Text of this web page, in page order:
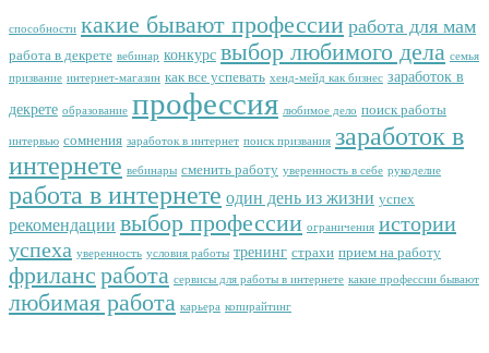
способности какие бывают профессии работа для мам
работа в декрете вебинар конкурс выбор любимого дела семья
призвание интернет-магазин как все успевать хенд-мейд как бизнес заработок в
декрете образование профессия любимое дело поиск работы
интервью сомнения заработок в интернет поиск призвания заработок в
интернете вебинары сменить работу уверенность в себе рукоделие
работа в интернете один день из жизни успех
рекомендации выбор профессии ограничения истории
успеха уверенность условия работы тренинг страхи прием на работу
фриланс работа сервисы для работы в интернете какие профессии бывают
любимая работа карьера копирайтинг